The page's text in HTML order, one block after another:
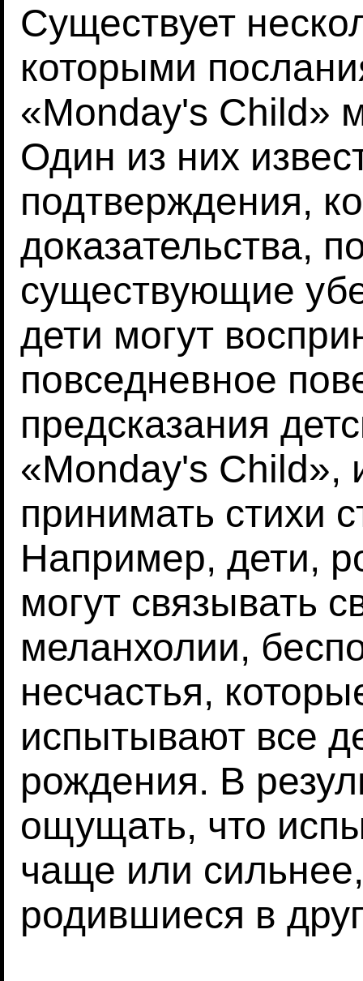
Существует
которыми
«Monday's Child»
Один из них
подтверждения,
доказательства,
существующие
дети могут
повседневное
предсказания
«Monday's Child»,
принимать стихи
Например, дети,
могут связывать
меланхолии,
несчастья,
испытывают все
рождения. В
ощущать, что
чаще или
родившиеся в